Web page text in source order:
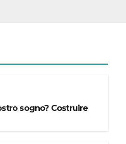
sogno? Costruire